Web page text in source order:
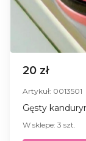
20 zł
Artykuł: 0013501
Gęsty
W sklepe: 3 szt.